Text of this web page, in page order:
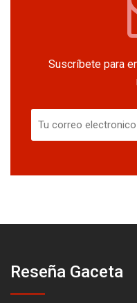
Suscríbete para
Reseña Gaceta